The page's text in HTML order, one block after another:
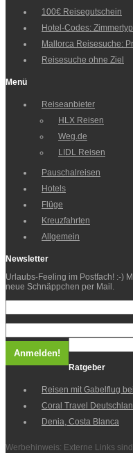
100€ Reisegutschein
Hotel-Codes:
Mallorca Reisesuche:
Reisesuche ohne Ziel
Menü
Reiseanbieter
HLX Reisen
Weg.de
LIDL Reisen
Pauschalreisen
Hotels
Flüge
Kreuzfahrten
Allgemein
Newsletter
Urlaubs-Feeling im Postfach! :-)
neue Schnäppchen per Mail.
Ratgeber
Reisen mit Gabelflug
Coral Travel
Denia, Costa Blanca
Werbehinweis: Externe Links